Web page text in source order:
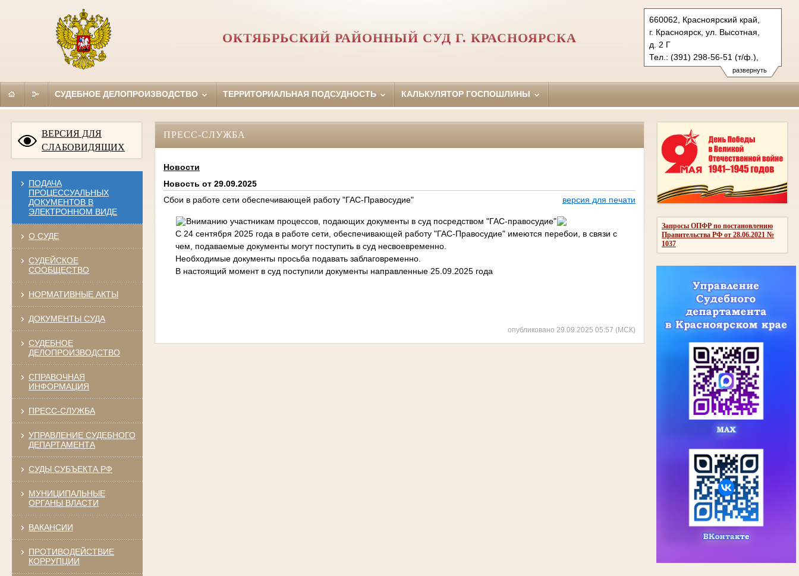
развернуть
660062, Красноярский край,
г. Красноярск, ул. Высотная,
д. 2 Г
Тел.: (391) 298-56-51 (т/ф.),
(391) 246-25-03
oktyabr.krk@sudrf.ru
ОКТЯБРЬСКИЙ РАЙОННЫЙ СУД Г. КРАСНОЯРСКА
СУДЕБНОЕ ДЕЛОПРОИЗВОДСТВО ТЕРРИТОРИАЛЬНАЯ ПОДСУДНОСТЬ КАЛЬКУЛЯТОР ГОСПОШЛИНЫ
ВЕРСИЯ ДЛЯ
СЛАБОВИДЯЩИХ
ПОДАЧА
ПРОЦЕССУАЛЬНЫХ
ДОКУМЕНТОВ В
ЭЛЕКТРОННОМ ВИДЕ
О СУДЕ
СУДЕЙСКОЕ
СООБЩЕСТВО
НОРМАТИВНЫЕ АКТЫ
ДОКУМЕНТЫ СУДА
СУДЕБНОЕ
ДЕЛОПРОИЗВОДСТВО
СПРАВОЧНАЯ
ИНФОРМАЦИЯ
ПРЕСС-СЛУЖБА
УПРАВЛЕНИЕ СУДЕБНОГО
ДЕПАРТАМЕНТА
СУДЫ СУБЪЕКТА РФ
МУНИЦИПАЛЬНЫЕ
ОРГАНЫ ВЛАСТИ
ВАКАНСИИ
ПРОТИВОДЕЙСТВИЕ
КОРРУПЦИИ
Запросы ОПФР по постановлению
Правительства РФ от 28.06.2021 №
1037
ПРЕСС-СЛУЖБА
Новости
Новость от 29.09.2025
Сбои в работе сети обеспечивающей работу "ГАС-Правосудие"
версия для печати
Вниманию участникам процессов, подающих документы в суд посредством "ГАС-правосудие"
С 24 сентября 2025 года в работе сети, обеспечивающей работу "ГАС-Правосудие" имеются перебои, в связи с
чем, подаваемые документы могут поступить в суд несвоевременно.
Необходимые документы просьба подавать заблаговременно.
В настоящий момент в суд поступили документы направленные 25.09.2025 года
опубликовано 29.09.2025 05:57 (МСК)